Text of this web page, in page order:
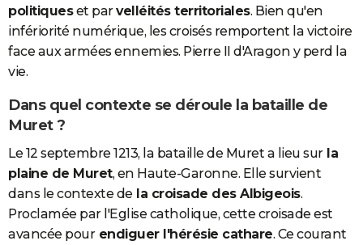
politiqueset parvelléités territoriales. Bien qu'en
infériorité numérique, les croisés remportent la victoire
face aux armées ennemies. Pierre II d'Aragon y perd la
vie.
Dans quel contexte se déroule la bataille de
Muret ?
Le 12 septembre 1213, la bataille de Muret a lieu surla
plaine de Muret, en Haute-Garonne. Elle survient
dans le contexte de la croisade des Albigeois.
Proclamée par l'Eglise catholique, cette croisade est
avancée pourendiguer l'hérésie cathare. Ce courant